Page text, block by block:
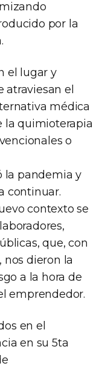
por la
el lugar y
atraviesan el
médica
la quimioterapia
o
la pandemia y
continuar.
contexto se
que, con
dieron la
a la hora de
emprendedor.
en el
en su 5ta